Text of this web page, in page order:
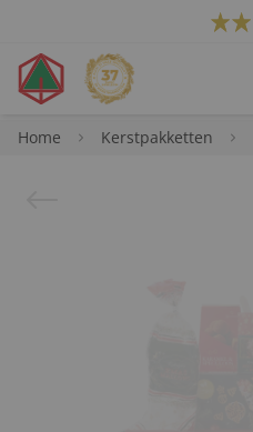
Home Kerstpakketten